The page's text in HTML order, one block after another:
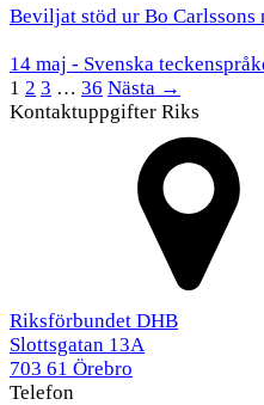
Beviljat stöd ur Bo Carlssons
14 maj - Svenska
1 2 3 … 36 Nästa →
Kontaktuppgifter Riks
Riksförbundet DHB
Slottsgatan 13A
703 61 Örebro
Telefon